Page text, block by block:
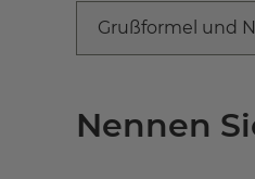
Grußformel und
Nennen